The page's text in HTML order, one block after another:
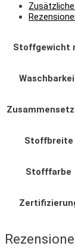
Stoffgewicht
Stoffbreite
Stofffarbe